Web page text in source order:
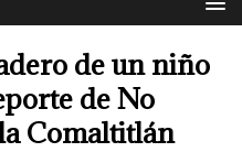
de un niño
de No
Comaltitlán